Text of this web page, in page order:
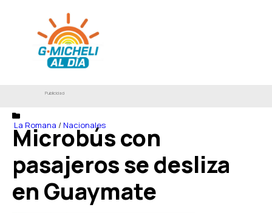
Publicidad
La Romana /Nacionales
Microbús con
pasajeros se desliza
en Guaymate